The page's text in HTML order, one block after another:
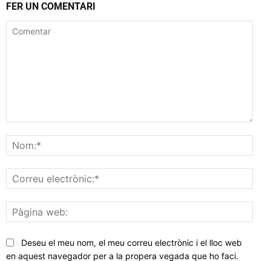
FER UN COMENTARI
web:
Deseu el meu nom, el meu correu electrònic i el lloc web
en aquest navegador per a la propera vegada que ho faci.